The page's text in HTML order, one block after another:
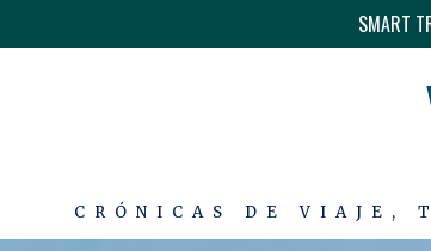
SMART
CRÓNICAS DE VIAJE,